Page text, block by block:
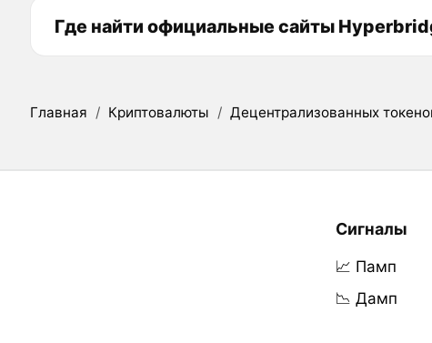
Где найти официальные сайты
Главная / Криптовалюты / Децентрализованных
Сигналы
📈 Памп
📉 Дамп